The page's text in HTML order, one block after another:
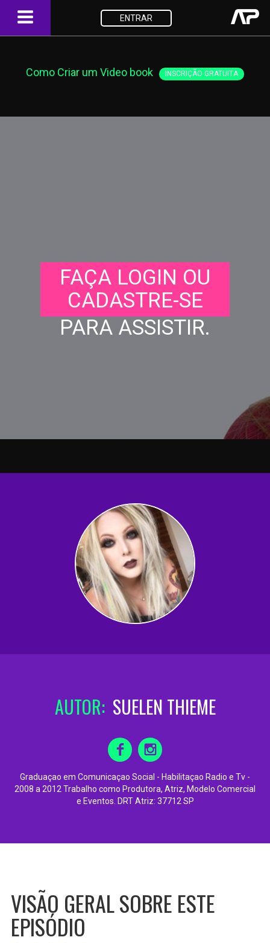
ENTRAR
Como Criar um Video book INSCRIÇÃO GRATUITA
FAÇA LOGIN OU
CADASTRE-SE
PARA ASSISTIR.
AUTOR: SUELEN THIEME
Graduaçao em Comunicaçao Social - Habilitaçao Radio e Tv -
2008 a 2012 Trabalho como Produtora, Atriz, Modelo Comercial
e Eventos. DRT Atriz: 37712 SP
VISÃO GERAL SOBRE ESTE
EPISÓDIO